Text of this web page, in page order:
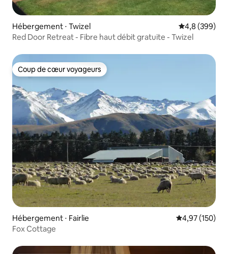
Hébergement ⋅ Twizel Évaluation
4,8 (399)
Red Door Retreat - Fibre haut débit gratuite - Twizel
Coup de cœur voyageurs
Coup de cœur voyageurs
Hébergement ⋅ Fairlie Évaluation
4,97 (150)
Fox Cottage